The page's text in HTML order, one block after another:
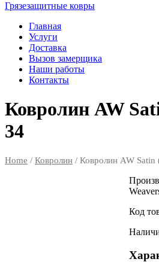
Грязезащитные ковры
Главная
Услуги
Доставка
Вызов замерщика
Наши работы
Контакты
Ковролин AW
34
Home / Ковролин / Ковролин AW Satin
Код